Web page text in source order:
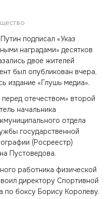
подписал «Указ
наградами» десятков
двое жителей
был опубликован вчера,
издание «Глушь медиа».
отечеством» второй
начальника
отдела
государственной
(Росреестр)
Пустоведова.
работника физической
директору Спортивной
по боксу Борису Королеву.